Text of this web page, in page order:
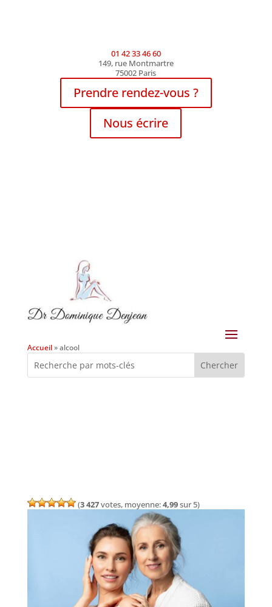
01 42 33 46 60
149, rue Montmartre
75002 Paris
Prendre rendez-vous ?
Nous écrire
Accueil»alcool
(3 427votes, moyenne:4,99sur 5)